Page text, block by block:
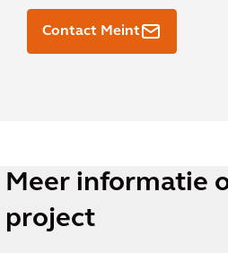
Contact Meint
Meer informatie
project